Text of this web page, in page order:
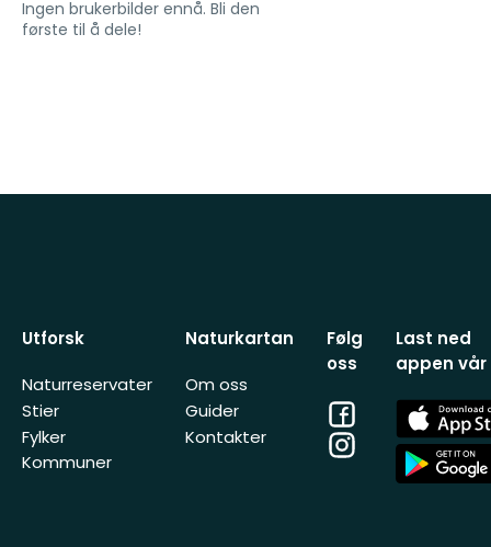
Ingen brukerbilder ennå. Bli den
første til å dele!
Utforsk
Naturreservater
Stier
Fylker
Kommuner
Naturkartan
Om oss
Guider
Kontakter
Følg
oss
Facebook
Instagram
Last ned
appen vår
App
Store
App
Store